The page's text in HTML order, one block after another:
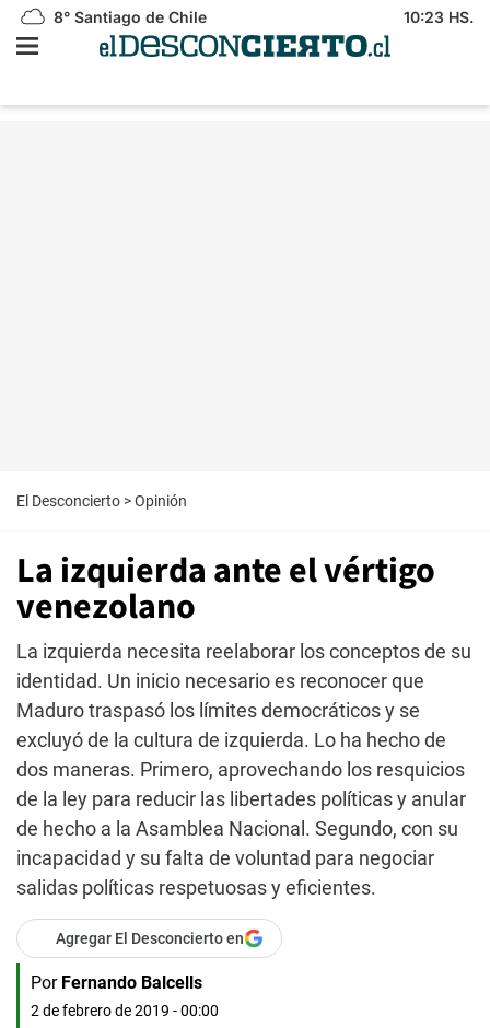
8° Santiago de Chile 10:23 HS.
El Desconcierto >Opinión
La izquierda ante el vértigo
venezolano
La izquierda necesita reelaborar los conceptos de su
identidad. Un inicio necesario es reconocer que
Maduro traspasó los límites democráticos y se
excluyó de la cultura de izquierda. Lo ha hecho de
dos maneras. Primero, aprovechando los resquicios
de la ley para reducir las libertades políticas y anular
de hecho a la Asamblea Nacional. Segundo, con su
incapacidad y su falta de voluntad para negociar
salidas políticas respetuosas y eficientes.
Agregar El Desconcierto en
Por Fernando Balcells
2 de febrero de 2019 - 00:00